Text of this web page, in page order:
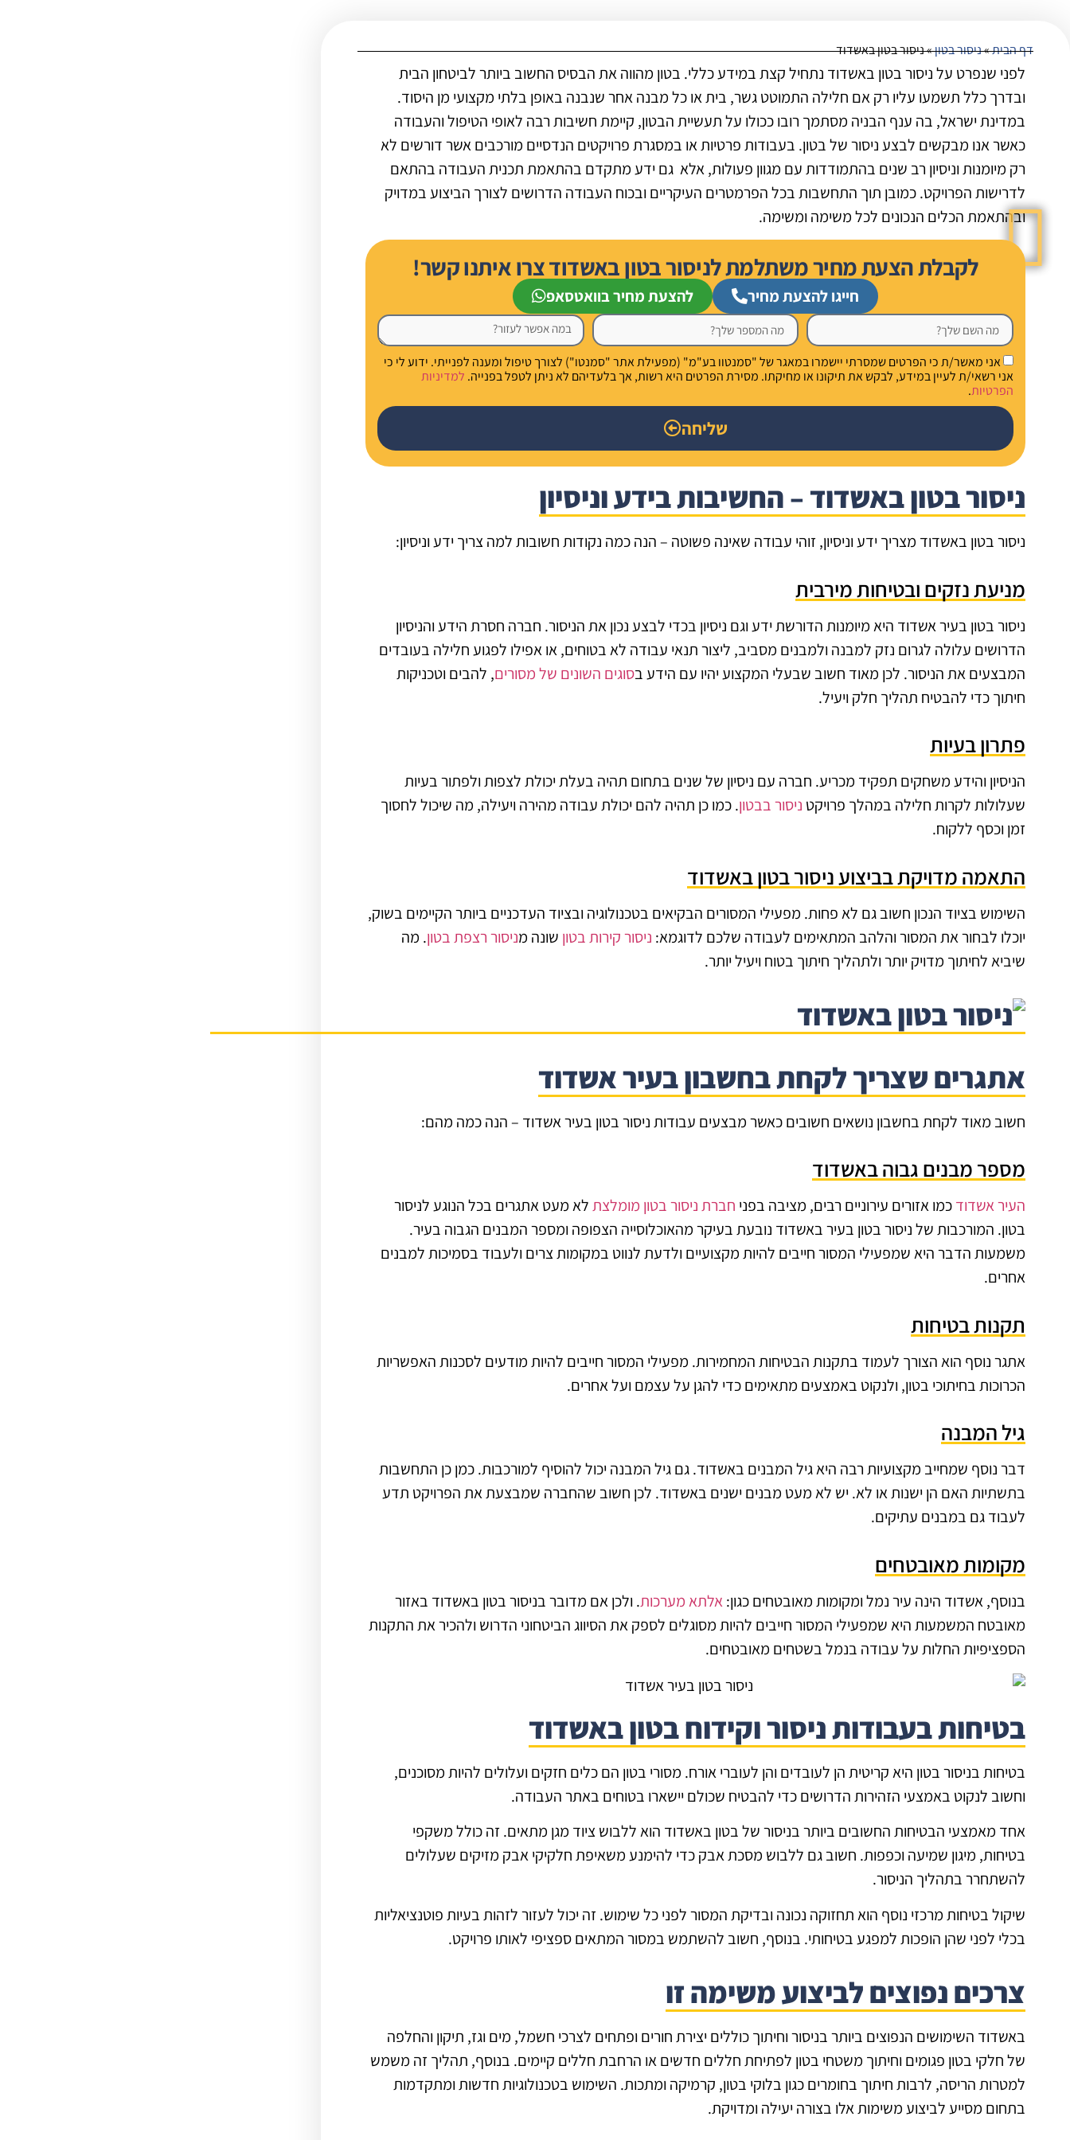
דף הבית»ניסור בטון»ניסור בטון באשדוד
לפני שנפרט על ניסור בטון באשדוד נתחיל קצת במידע כללי. בטון מהווה את הבסיס החשוב ביותר לביטחון הבית
ובדרך כלל תשמעו עליו רק אם חלילה התמוטט גשר, בית או כל מבנה אחר שנבנה באופן בלתי מקצועי מן היסוד.
במדינת ישראל, בה ענף הבניה מסתמך רובו ככולו על תעשיית הבטון, קיימת חשיבות רבה לאופי הטיפול והעבודה
כאשר אנו מבקשים לבצע ניסור של בטון. בעבודות פרטיות או במסגרת פרויקטים הנדסיים מורכבים אשר דורשים לא
רק מיומנות וניסיון רב שנים בהתמודדות עם מגוון פעולות, אלא גם ידע מתקדם בהתאמת תכנית העבודה בהתאם
לדרישות הפרויקט. כמובן תוך התחשבות בכל הפרמטרים העיקריים ובכוח העבודה הדרושים לצורך הביצוע במדויק
ובהתאמת הכלים הנכונים לכל משימה ומשימה.
לקבלת הצעת מחיר משתלמת לניסור בטון באשדוד צרו איתנו קשר!
חייגו להצעת מחיר להצעת מחיר בוואטסאפ
אני מאשר/ת כי הפרטים שמסרתי יישמרו במאגר של "סמנטוו בע"מ" (מפעילת אתר "סמנטו") לצורך טיפול ומענה לפנייתי. ידוע לי כי
אני רשאי/ת לעיין במידע, לבקש את תיקונו או מחיקתו. מסירת הפרטים היא רשות, אך בלעדיהם לא ניתן לטפל בפנייה. למדיניות
הפרטיות.
שליחה
ניסור בטון באשדוד – החשיבות בידע וניסיון
ניסור בטון באשדוד מצריך ידע וניסיון, זוהי עבודה שאינה פשוטה – הנה כמה נקודות חשובות למה צריך ידע וניסיון:
מניעת נזקים ובטיחות מירבית
ניסור בטון בעיר אשדוד היא מיומנות הדורשת ידע וגם ניסיון בכדי לבצע נכון את הניסור. חברה חסרת הידע והניסיון
הדרושים עלולה לגרום נזק למבנה ולמבנים מסביב, ליצור תנאי עבודה לא בטוחים, או אפילו לפגוע חלילה בעובדים
המבצעים את הניסור. לכן מאוד חשוב שבעלי המקצוע יהיו עם הידע בסוגים השונים של מסורים, להבים וטכניקות
חיתוך כדי להבטיח תהליך חלק ויעיל.
פתרון בעיות
הניסיון והידע משחקים תפקיד מכריע. חברה עם ניסיון של שנים בתחום תהיה בעלת יכולת לצפות ולפתור בעיות
שעלולות לקרות חלילה במהלך פרויקט ניסור בבטון. כמו כן תהיה להם יכולת עבודה מהירה ויעילה, מה שיכול לחסוך
זמן וכסף ללקוח.
התאמה מדויקת בביצוע ניסור בטון באשדוד
השימוש בציוד הנכון חשוב גם לא פחות. מפעילי המסורים הבקיאים בטכנולוגיה ובציוד העדכניים ביותר הקיימים בשוק,
יוכלו לבחור את המסור והלהב המתאימים לעבודה שלכם לדוגמא: ניסור קירות בטון שונה מניסור רצפת בטון. מה
שיביא לחיתוך מדויק יותר ולתהליך חיתוך בטוח ויעיל יותר.
אתגרים שצריך לקחת בחשבון בעיר אשדוד
חשוב מאוד לקחת בחשבון נושאים חשובים כאשר מבצעים עבודות ניסור בטון בעיר אשדוד – הנה כמה מהם:
מספר מבנים גבוה באשדוד
העיר אשדודכמו אזורים עירוניים רבים, מציבה בפני חברת ניסור בטון מומלצתלא מעט אתגרים בכל הנוגע לניסור
בטון. המורכבות של ניסור בטון בעיר באשדוד נובעת בעיקר מהאוכלוסייה הצפופה ומספר המבנים הגבוה בעיר.
משמעות הדבר היא שמפעילי המסור חייבים להיות מקצועיים ולדעת לנווט במקומות צרים ולעבוד בסמיכות למבנים
אחרים.
תקנות בטיחות
אתגר נוסף הוא הצורך לעמוד בתקנות הבטיחות המחמירות. מפעילי המסור חייבים להיות מודעים לסכנות האפשריות
הכרוכות בחיתוכי בטון, ולנקוט באמצעים מתאימים כדי להגן על עצמם ועל אחרים.
גיל המבנה
דבר נוסף שמחייב מקצועיות רבה היא גיל המבנים באשדוד. גם גיל המבנה יכול להוסיף למורכבות. כמן כן התחשבות
בתשתיות האם הן ישנות או לא. יש לא מעט מבנים ישנים באשדוד. לכן חשוב שהחברה שמבצעת את הפרויקט תדע
לעבוד גם במבנים עתיקים.
מקומות מאובטחים
בנוסף, אשדוד הינה עיר נמל ומקומות מאובטחים כגון:אלתא מערכות. ולכן אם מדובר בניסור בטון באשדוד באזור
מאובטח המשמעות היא שמפעילי המסור חייבים להיות מסוגלים לספק את הסיווג הביטחוני הדרוש ולהכיר את התקנות
הספציפיות החלות על עבודה בנמל בשטחים מאובטחים.
בטיחות בעבודות ניסור וקידוח בטון באשדוד
בטיחות בניסור בטון היא קריטית הן לעובדים והן לעוברי אורח. מסורי בטון הם כלים חזקים ועלולים להיות מסוכנים,
וחשוב לנקוט באמצעי הזהירות הדרושים כדי להבטיח שכולם יישארו בטוחים באתר העבודה.
אחד מאמצעי הבטיחות החשובים ביותר בניסור של בטון באשדוד הוא ללבוש ציוד מגן מתאים. זה כולל משקפי
בטיחות, מיגון שמיעה וכפפות. חשוב גם ללבוש מסכת אבק כדי להימנע משאיפת חלקיקי אבק מזיקים שעלולים
להשתחרר בתהליך הניסור.
שיקול בטיחות מרכזי נוסף הוא תחזוקה נכונה ובדיקת המסור לפני כל שימוש. זה יכול לעזור לזהות בעיות פוטנציאליות
בכלי לפני שהן הופכות למפגע בטיחותי. בנוסף, חשוב להשתמש במסור המתאים ספציפי לאותו פרויקט.
צרכים נפוצים לביצוע משימה זו
באשדוד השימושים הנפוצים ביותר בניסור וחיתוך כוללים יצירת חורים ופתחים לצרכי חשמל, מים וגז, תיקון והחלפה
של חלקי בטון פגומים וחיתוך משטחי בטון לפתיחת חללים חדשים או הרחבת חללים קיימים. בנוסף, תהליך זה משמש
למטרות הריסה, לרבות חיתוך בחומרים כגון בלוקי בטון, קרמיקה ומתכות. השימוש בטכנולוגיות חדשות ומתקדמות
בתחום מסייע לביצוע משימות אלו בצורה יעילה ומדויקת.